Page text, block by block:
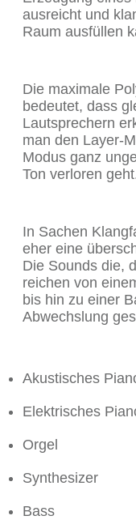
ausreicht und
Raum ausfüllen
Die maximale
bedeutet, dass
Lautsprechern
man den Layer-
Modus ganz
Ton verloren
In Sachen
eher eine
Die Sounds die,
reichen von
bis hin zu einer
Abwechslung
Akustisches
Elektrisches
Orgel
Synthesizer
Bass